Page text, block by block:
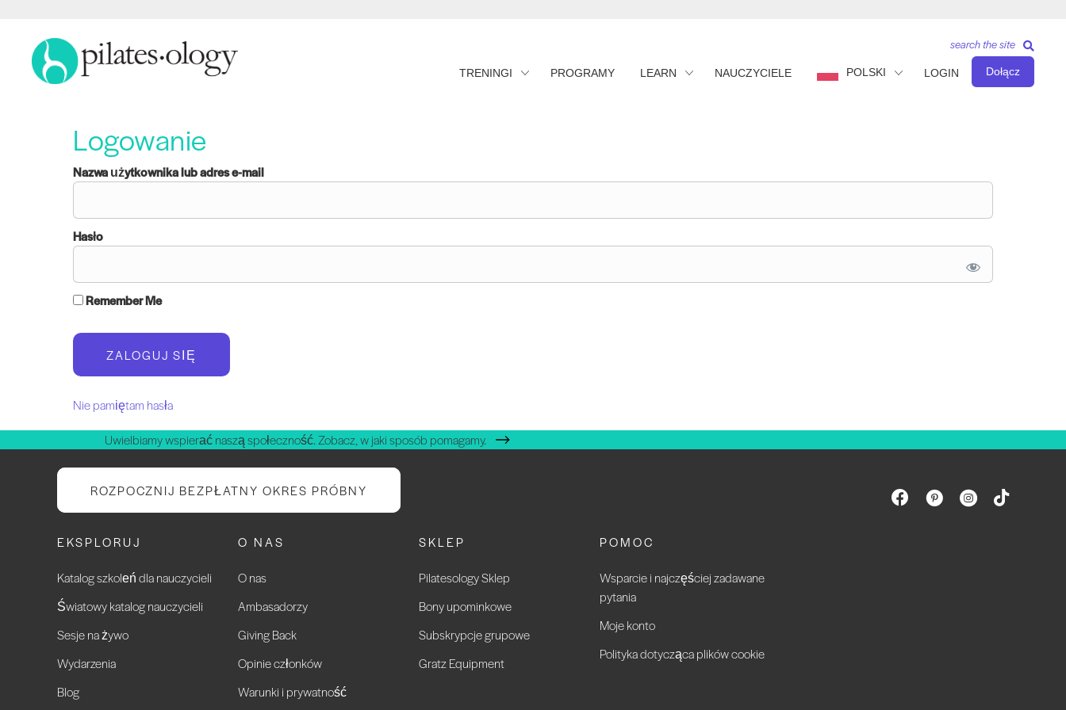
TRENINGI PROGRAMY LEARN NAUCZYCIELE POLSKI LOGIN Dołącz
search the site
Logowanie
Nazwa użytkownika lub adres e-mail
Hasło
Remember Me
Nie pamiętam hasła
Uwielbiamy wspierać naszą społeczność. Zobacz, w jaki sposób pomagamy.
ROZPOCZNIJ BEZPŁATNY OKRES PRÓBNY
EKSPLORUJ
Katalog szkoleń dla nauczycieli
Światowy katalog nauczycieli
Sesje na żywo
Wydarzenia
Blog
O NAS
O nas
Ambasadorzy
Giving Back
Opinie członków
Warunki i prywatność
SKLEP
Pilatesology Sklep
Bony upominkowe
Subskrypcje grupowe
Gratz Equipment
POMOC
Wsparcie i najczęściej zadawane
pytania
Moje konto
Polityka dotycząca plików cookie